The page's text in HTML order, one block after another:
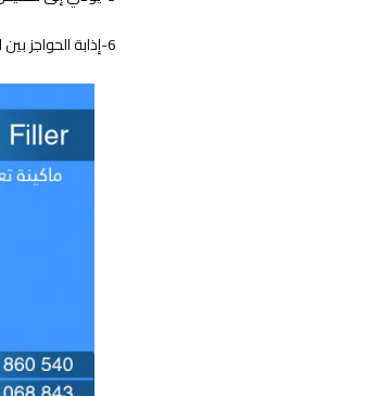
6-إذابة الحواجز بين العمال والمديرين (ضمان الجودة ينمي التعاون بين العاملين بدلاً من الإشراف).